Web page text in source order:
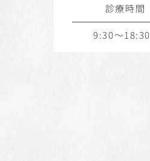
診療時間
9:30～18:30